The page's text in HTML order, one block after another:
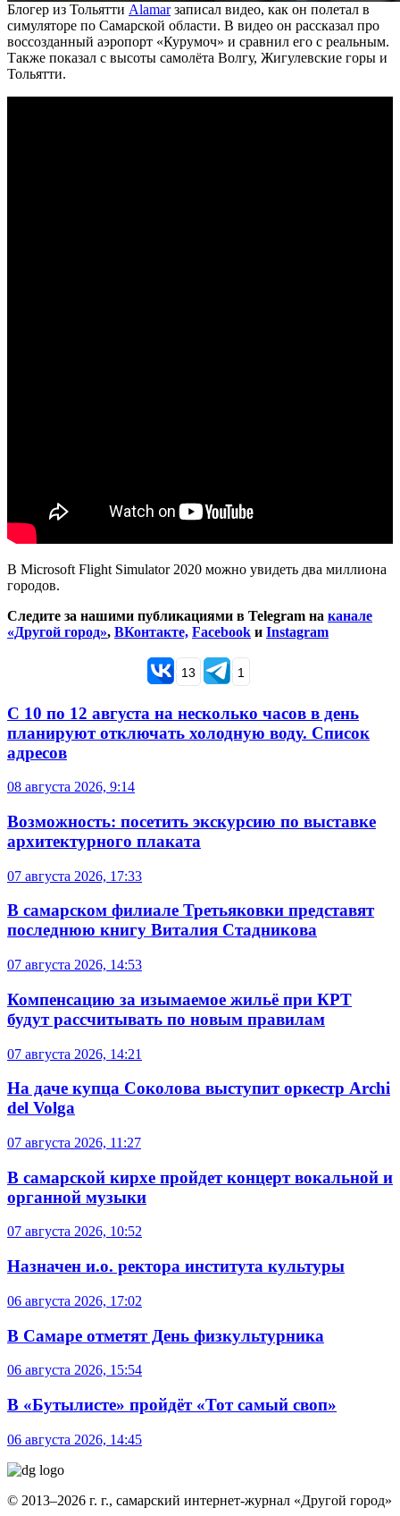
Блогер из Тольятти Alamarзаписал видео, как он полетал в
симуляторе по Самарской области. В видео он рассказал про
воссозданный аэропорт «Курумоч» и сравнил его с реальным.
Также показал с высоты самолёта Волгу, Жигулевские горы и
Тольятти.
В Microsoft Flight Simulator 2020 можно увидеть два миллиона
городов.
Следите за нашими публикациями в Telegram на канале
«Другой город», ВКонтакте, Facebook и Instagram
13 1
С 10 по 12 августа на несколько часов в день
планируют отключать холодную воду. Список
адресов
08 августа 2026, 9:14
Возможность: посетить экскурсию по выставке
архитектурного плаката
07 августа 2026, 17:33
В самарском филиале Третьяковки представят
последнюю книгу Виталия Стадникова
07 августа 2026, 14:53
Компенсацию за изымаемое жильё при КРТ
будут рассчитывать по новым правилам
07 августа 2026, 14:21
На даче купца Соколова выступит оркестр Archi
del Volga
07 августа 2026, 11:27
В самарской кирхе пройдет концерт вокальной и
органной музыки
07 августа 2026, 10:52
Назначен и.о. ректора института культуры
06 августа 2026, 17:02
В Самаре отметят День физкультурника
06 августа 2026, 15:54
В «Бутылисте» пройдёт «Тот самый своп»
06 августа 2026, 14:45
© 2013–2026 г. г., самарский интернет-журнал «Другой город»